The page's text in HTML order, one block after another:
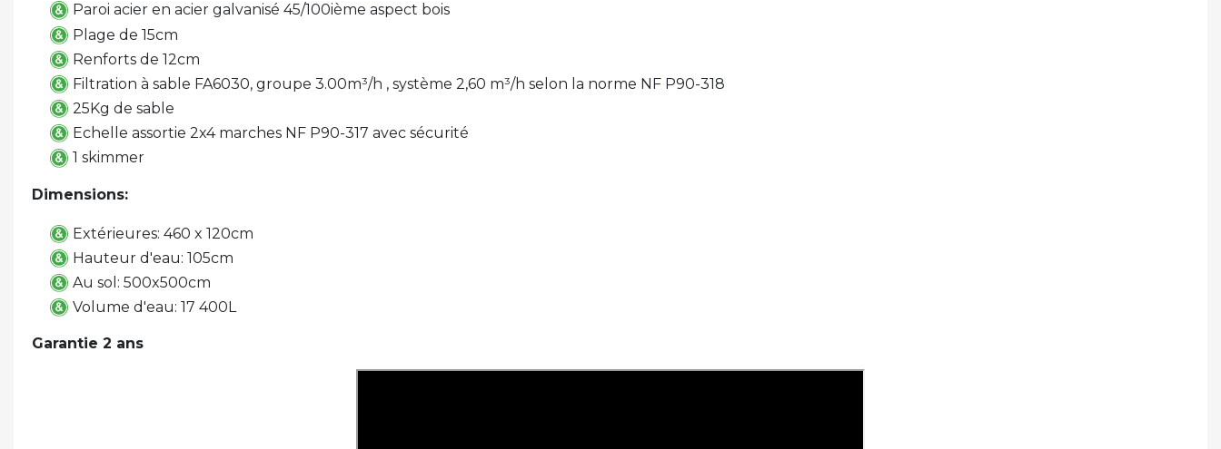
Paroi acier en acier galvanisé 45/100ième aspect bois
Plage de 15cm
Renforts de 12cm
Filtration à sable FA6030, groupe 3.00m³/h , système 2,60 m³/h selon la norme NF P90-318
25Kg de sable
Echelle assortie 2x4 marches NF P90-317 avec sécurité
1 skimmer
Dimensions:
Extérieures: 460 x 120cm
Hauteur d'eau: 105cm
Au sol: 500x500cm
Volume d'eau: 17 400L
Garantie 2 ans